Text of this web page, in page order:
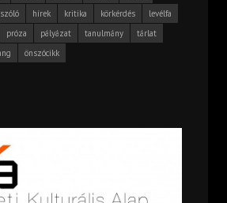
hírek kritika körkérdés
levélfa
próza pályázat tanulmány
tárlat
önszócikk